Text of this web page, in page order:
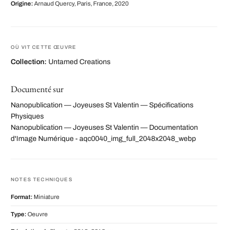
Origine: Arnaud Quercy, Paris, France, 2020
OÙ VIT CETTE ŒUVRE
Collection: Untamed Creations
Documenté sur
Nanopublication — Joyeuses St Valentin — Spécifications
Physiques
Nanopublication — Joyeuses St Valentin — Documentation
d'Image Numérique - aqc0040_img_full_2048x2048_webp
NOTES TECHNIQUES
Format: Miniature
Type: Oeuvre